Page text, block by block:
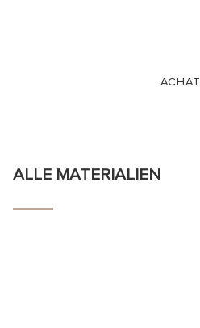
ACHAT
ALLE MATERIALIEN